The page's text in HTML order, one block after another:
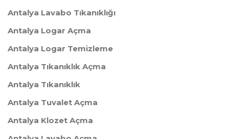
Antalya Lavabo Tıkanıklığı
Antalya Logar Açma
Antalya Logar Temizleme
Antalya Tıkanıklık Açma
Antalya Tıkanıklık
Antalya Tuvalet Açma
Antalya Klozet Açma